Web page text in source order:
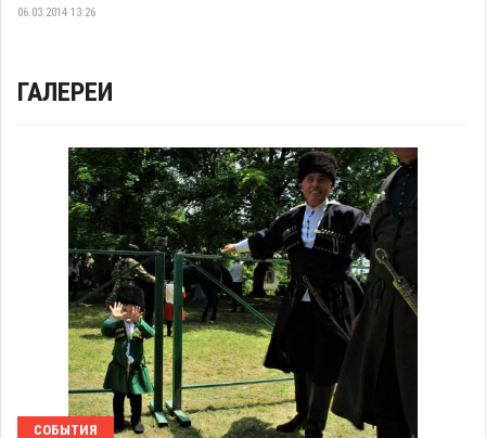
06.03.2014 13:26
ГАЛЕРЕИ
СОБЫТИЯ